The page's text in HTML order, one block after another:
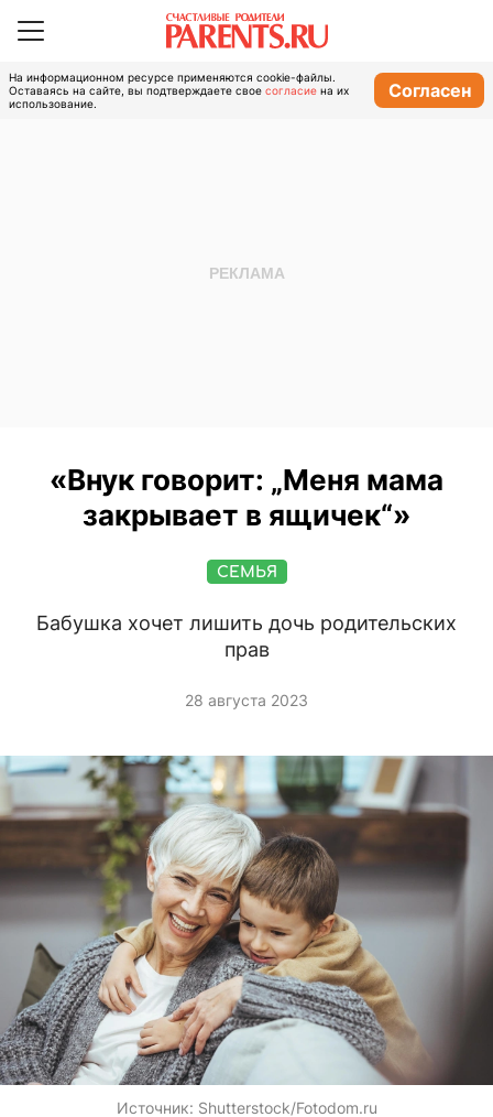
На информационном ресурсе применяются cookie-файлы.
Оставаясь на сайте, вы подтверждаете свое согласие на их
использование.
Согласен
«Внук говорит: „Меня мама
закрывает в ящичек“»
СЕМЬЯ
Бабушка хочет лишить дочь родительских
прав
28 августа 2023
Источник: Shutterstock/Fotodom.ru